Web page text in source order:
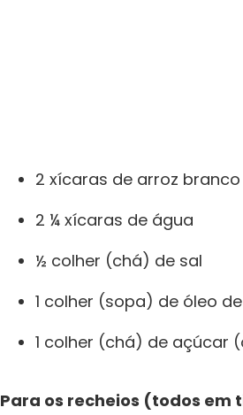
2 xícaras de arroz
2 ¼ xícaras de água
½ colher (chá) de sal
1 colher (sopa) de óleo
1 colher (chá) de açúcar
Para os recheios (todos em